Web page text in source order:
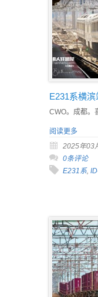
E231系横
CWO。成都。
阅读更多
2025年03
0条评论
E231系,